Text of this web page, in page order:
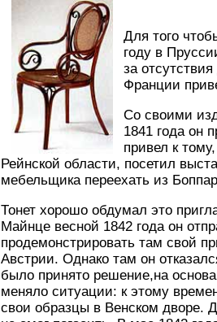
Для того
году в
за
Франции
Со своими
1841 года он
привел к
Рейнской области, посетил
мебельщика переехать из
Тонет хорошо обдумал это
Майнце весной 1842 года он
продемонстрировать там свой
Австрии. Однако там он
было принято решение,на
меняло ситуации: к этому
свои образцы в Венском дворе.